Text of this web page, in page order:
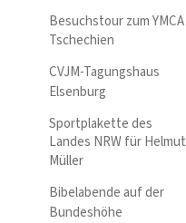
Besuchstour zum YMCA
Tschechien
CVJM-Tagungshaus
Elsenburg
Sportplakette des
Landes NRW für Helmut
Müller
Bibelabende auf der
Bundeshöhe